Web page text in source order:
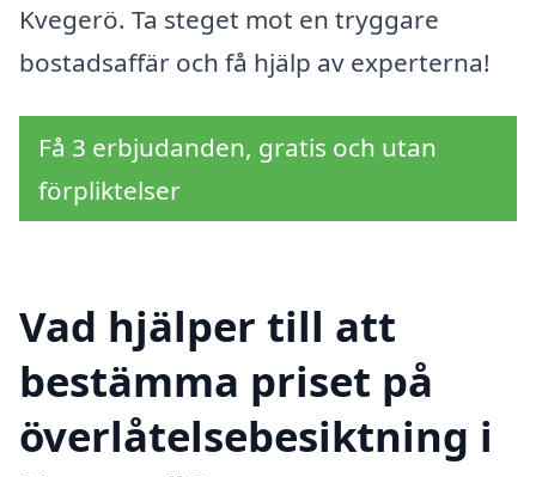
Kvegerö. Ta steget mot en tryggare
bostadsaffär och få hjälp av experterna!
Få 3 erbjudanden, gratis och utan
förpliktelser
Vad hjälper till att
bestämma priset på
överlåtelsebesiktning i